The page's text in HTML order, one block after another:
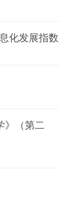
化发展指数
》（第二